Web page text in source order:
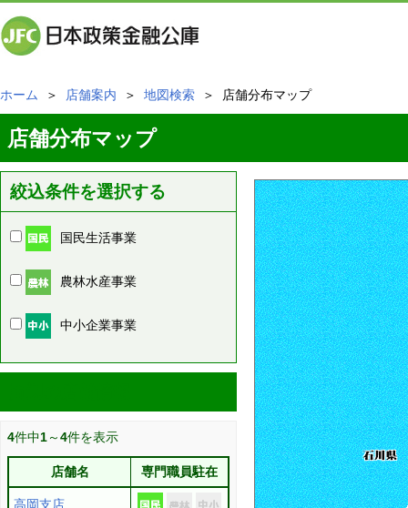
ホーム ＞ 店舗案内 ＞ 地図検索 ＞ 店舗分布マップ
店舗分布マップ
絞込条件を選択する
国民生活事業
農林水産事業
中小企業事業
4件中1～4件を表示
店舗名 専門職員駐在
高岡支店